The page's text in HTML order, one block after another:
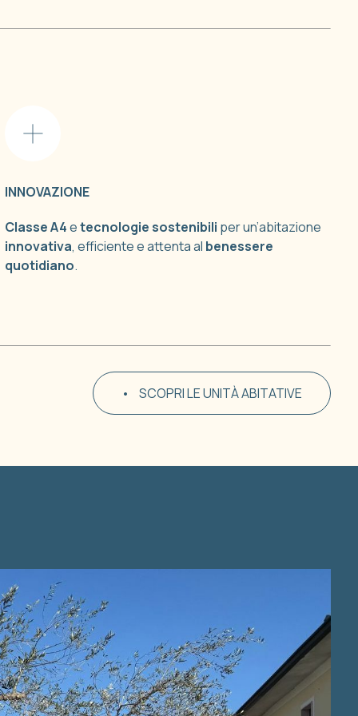
INNOVAZIONE
Classe A4etecnologie sostenibili per un’abitazione
innovativa, efficiente e attenta al benessere
quotidiano.
• SCOPRI LE UNITÀ ABITATIVE